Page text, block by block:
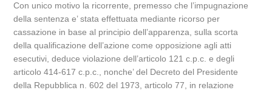
Con unico motivo la ricorrente, premesso che l’impugnazione
della sentenza e’ stata effettuata mediante ricorso per
cassazione in base al principio dell’apparenza, sulla scorta
della qualificazione dell’azione come opposizione agli atti
esecutivi, deduce violazione dell’articolo 121 c.p.c. e degli
articolo 414-617 c.p.c., nonche’ del Decreto del Presidente
della Repubblica n. 602 del 1973, articolo 77, in relazione